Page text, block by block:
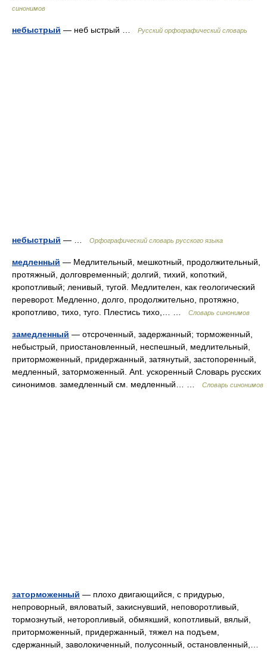
синонимов
небыстрый — неб ыстрый … Русский орфографический словарь
небыстрый — … Орфографический словарь русского языка
медленный — Медлительный, мешкотный, продолжительный,
протяжный, долговременный; долгий, тихий, копоткий,
кропотливый; ленивый, тугой. Медлителен, как геологический
переворот. Медленно, долго, продолжительно, протяжно,
кропотливо, тихо, туго. Плестись тихо,… …
Словарь синонимов
замедленный — отсроченный, задержанный; торможенный,
небыстрый, приостановленный, неспешный, медлительный,
приторможенный, придержанный, затянутый, застопоренный,
медленный, заторможенный. Ant. ускоренный Словарь русских
синонимов. замедленный см. медленный… …
Словарь синонимов
заторможенный — плохо двигающийся, с придурью,
непроворный, вяловатый, закиснувший, неповоротливый,
тормознутый, неторопливый, обмякший, копотливый, вялый,
приторможенный, придержанный, тяжел на подъем,
сдержанный, заволокиченный, полусонный, остановленный,…